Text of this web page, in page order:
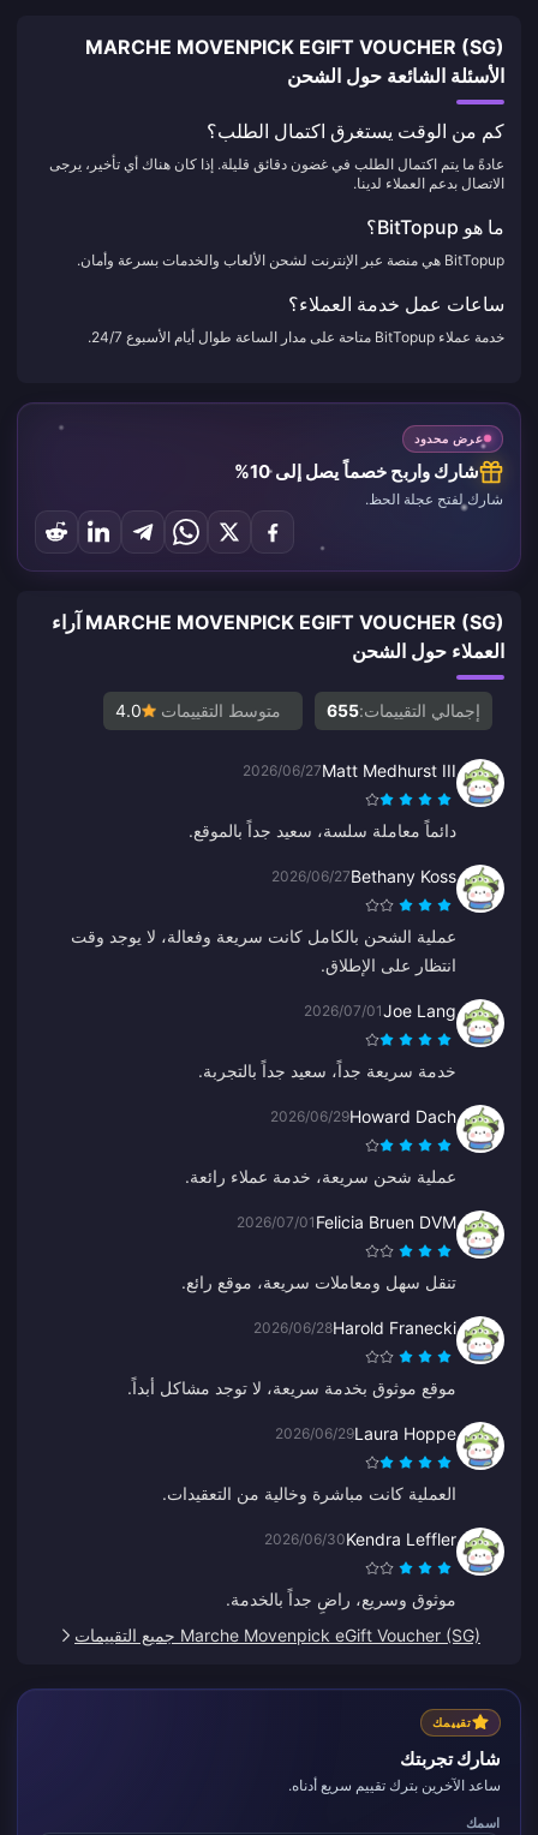
MARCHE MOVENPICK EGIFT VOUCHER (SG)
الأسئلة الشائعة حول الشحن
كم من الوقت يستغرق اكتمال الطلب؟
عادةً ما يتم اكتمال الطلب في غضون دقائق قليلة. إذا كان هناك أي تأخير، يرجى
الاتصال بدعم العملاء لدينا.
ما هو BitTopup؟
BitTopup هي منصة عبر الإنترنت لشحن الألعاب والخدمات بسرعة وأمان.
ساعات عمل خدمة العملاء؟
خدمة عملاء BitTopup متاحة على مدار الساعة طوال أيام الأسبوع 24/7.
عرض محدود
شارك واربح خصماً يصل إلى 10%
شارك لفتح عجلة الحظ.
MARCHE MOVENPICK EGIFT VOUCHER (SG) آراء
العملاء حول الشحن
إجمالي التقييمات:655 متوسط التقييمات 4.0
Matt Medhurst III
2026/06/27
دائماً معاملة سلسة، سعيد جداً بالموقع.
Bethany Koss
2026/06/27
عملية الشحن بالكامل كانت سريعة وفعالة، لا يوجد وقت
انتظار على الإطلاق.
Joe Lang
2026/07/01
خدمة سريعة جداً، سعيد جداً بالتجربة.
Howard Dach
2026/06/29
عملية شحن سريعة، خدمة عملاء رائعة.
Felicia Bruen DVM
2026/07/01
تنقل سهل ومعاملات سريعة، موقع رائع.
Harold Franecki
2026/06/28
موقع موثوق بخدمة سريعة، لا توجد مشاكل أبداً.
Laura Hoppe
2026/06/29
العملية كانت مباشرة وخالية من التعقيدات.
Kendra Leffler
2026/06/30
موثوق وسريع، راضٍ جداً بالخدمة.
Marche Movenpick eGift Voucher (SG) جميع التقييمات
تقييمك
شارك تجربتك
ساعد الآخرين بترك تقييم سريع أدناه.
اسمك